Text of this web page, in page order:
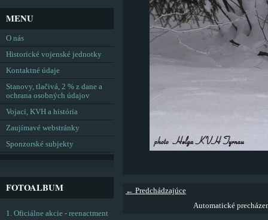
← Predchádzajúce
Automatické
MENU
O nás
Historické vojenské jednotky
Kontaktné údaje
Stanovy, tlačivá, 2 % z dane a
ochrana osobných údajov
Vojaci, KVH a história
Zaujímavé webstránky
Sponzorské subjekty
FOTOALBUM
1. Oficiálne akcie - reenactment